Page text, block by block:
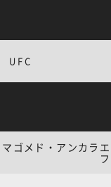
UFC
マゴメド・アンカラエ
フ